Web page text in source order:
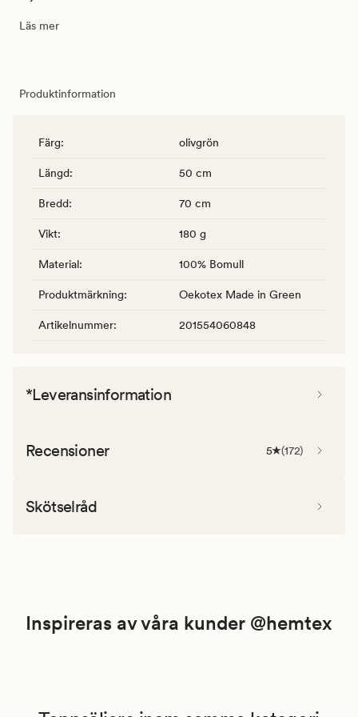
Läs mer
Produktinformation
Färg: olivgrön
Längd: 50 cm
Bredd: 70 cm
Vikt: 180 g
Material: 100% Bomull
Produktmärkning: Oekotex Made in Green
Artikelnummer: 201554060848
*Leveransinformation
Recensioner 5 (172)
Skötselråd
Inspireras av våra kunder @hemtex